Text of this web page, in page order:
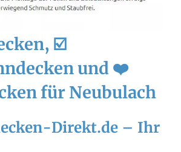
☑️
und ❤️
für Neubulach
Direkt.de – Ihr